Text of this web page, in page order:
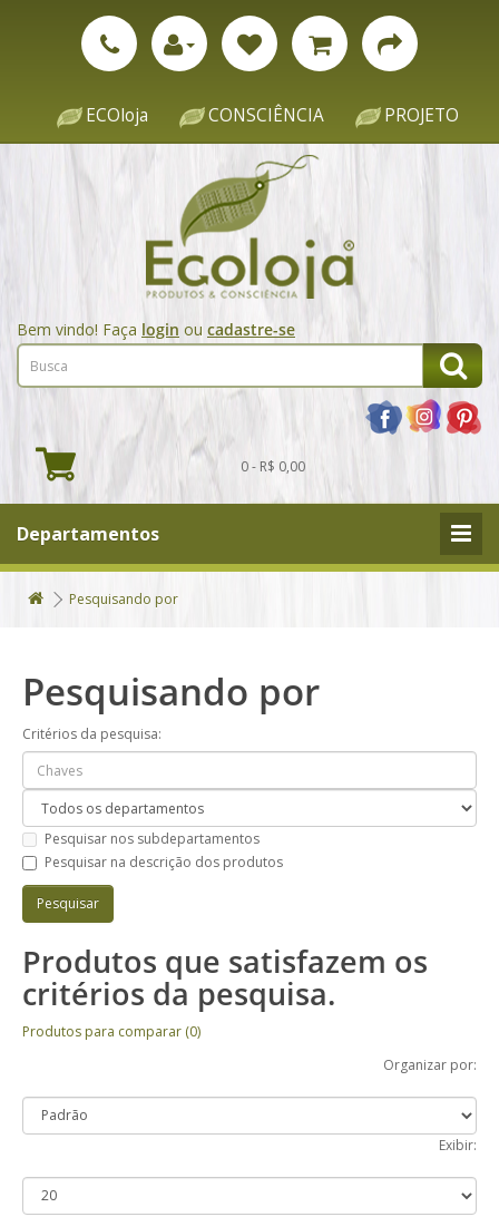
ECOloja CONSCIÊNCIA PROJETO
Bem vindo! Faça login ou cadastre-se
0 - R$ 0,00
Departamentos
Pesquisando por
Pesquisando por
Critérios da pesquisa:
Pesquisar nos subdepartamentos
Pesquisar na descrição dos produtos
Produtos que satisfazem os
critérios da pesquisa.
Produtos para comparar (0)
Organizar por:
Exibir: